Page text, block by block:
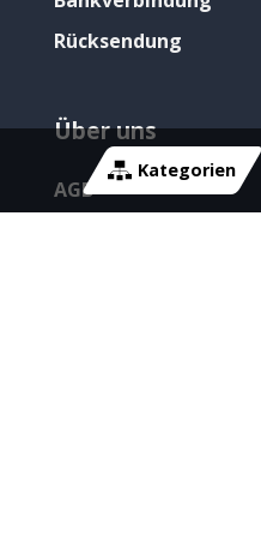
Kategorien
Rücksendung
Über uns
AGB